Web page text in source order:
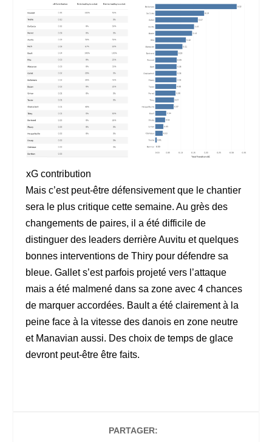
xG contribution
Mais c’est peut-être défensivement que le chantier
sera le plus critique cette semaine. Au grès des
changements de paires, il a été difficile de
distinguer des leaders derrière Auvitu et quelques
bonnes interventions de Thiry pour défendre sa
bleue. Gallet s’est parfois projeté vers l’attaque
mais a été malmené dans sa zone avec 4 chances
de marquer accordées. Bault a été clairement à la
peine face à la vitesse des danois en zone neutre
et Manavian aussi. Des choix de temps de glace
devront peut-être être faits.
PARTAGER: